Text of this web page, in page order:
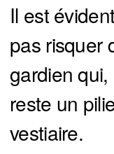
Il est
pas risquer
gardien
reste un
vestiaire.